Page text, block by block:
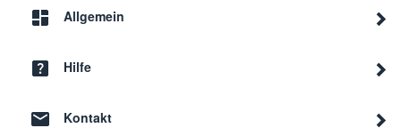
Allgemein
Hilfe
Kontakt